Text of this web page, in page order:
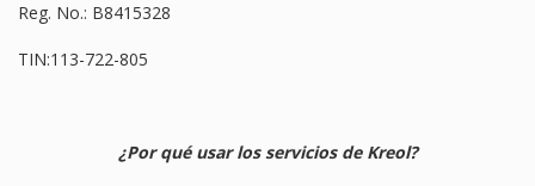
Reg. No.: B8415328
TIN:113-722-805
¿Por qué usar los servicios de Kreol?